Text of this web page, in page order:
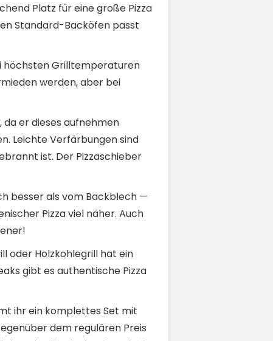
Platz für eine große Pizza
Standard-Backöfen passt
höchsten Grilltemperaturen
werden, aber bei
er dieses aufnehmen
Leichte Verfärbungen sind
ist. Der Pizzaschieber
besser als vom Backblech —
Pizza viel näher. Auch
oder Holzkohlegrill hat ein
gibt es authentische Pizza
ihr ein komplettes Set mit
dem regulären Preis